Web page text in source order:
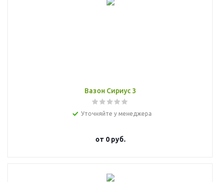
Вазон Сириус 3
Уточняйте у менеджера
от 0 руб.